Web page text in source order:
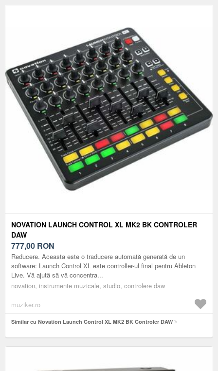
NOVATION LAUNCH CONTROL XL MK2 BK CONTROLER
DAW
777,00 RON
Reducere. Aceasta este o traducere automată generată de un
software: Launch Control XL este controller-ul final pentru Ableton
Live. Vă ajută să vă concentra...
novation, instrumente muzicale, studio, controlere daw
muziker.ro
Similar cu Novation Launch Control XL MK2 BK Controler DAW